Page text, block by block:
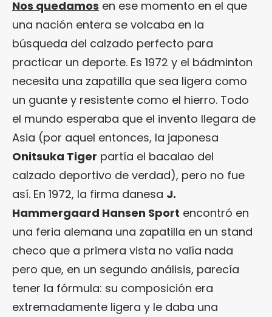
Nos quedamos en ese momento en el que
una nación entera se volcaba en la
búsqueda del calzado perfecto para
practicar un deporte. Es 1972 y el bádminton
necesita una zapatilla que sea ligera como
un guante y resistente como el hierro. Todo
el mundo esperaba que el invento llegara de
Asia (por aquel entonces, la japonesa
Onitsuka Tiger partía el bacalao del
calzado deportivo de verdad), pero no fue
así. En 1972, la firma danesa J.
Hammergaard Hansen Sport encontró en
una feria alemana una zapatilla en un stand
checo que a primera vista no valía nada
pero que, en un segundo análisis, parecía
tener la fórmula: su composición era
extremadamente ligera y le daba una